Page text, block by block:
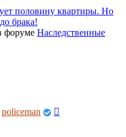
половину квартиры. Но
брака!
форуме Наследственные
policeman